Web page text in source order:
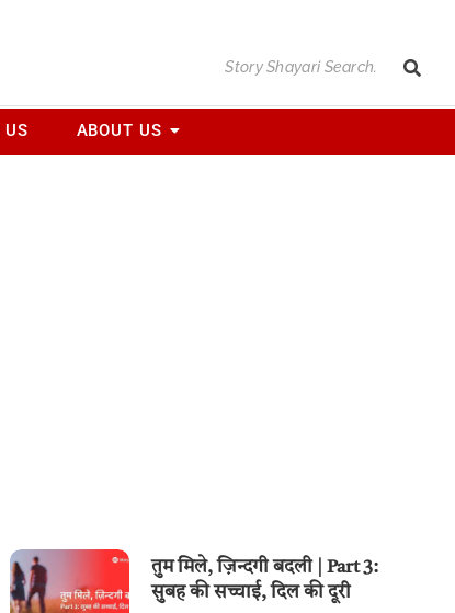
US ABOUT US
तुम मिले, ज़िन्दगी बदली | Part 3:
सुबह की सच्चाई, दिल की दूरी